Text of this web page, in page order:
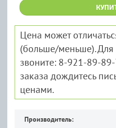
Цена может
(больше/меньше). Для
звоните: 8-921-89-
заказа дождитесь
ценами.
Производитель: